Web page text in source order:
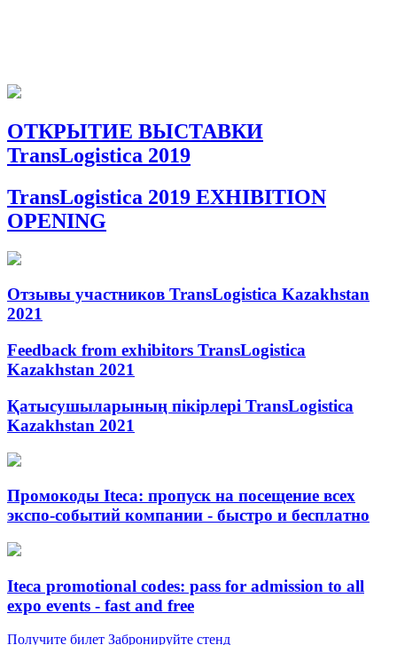
ОТКРЫТИЕ ВЫСТАВКИ
TransLogistica 2019
TransLogistica 2019 EXHIBITION
OPENING
Отзывы участников TransLogistica Kazakhstan
2021
Feedback from exhibitors TransLogistica
Kazakhstan 2021
Қатысушыларының пікірлері TransLogistica
Kazakhstan 2021
Промокоды Iteca: пропуск на посещение всех
экспо-событий компании - быстро и бесплатно
Iteca promotional codes: pass for admission to all
expo events - fast and free
Получите билет Забронируйте стенд